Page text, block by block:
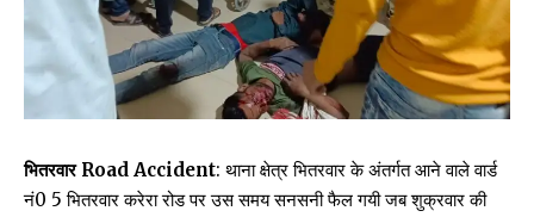
भितरवार Road Accident: थाना क्षेत्र भितरवार के अंतर्गत आने वाले वार्ड
नं0 5 भितरवार करेरा रोड पर उस समय सनसनी फैल गयी जब शुक्रवार की